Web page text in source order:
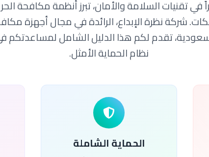
تقنيات السلامة والأمان، تبرز أنظمة مكافحة
شركة نظرة الإبداع، الرائدة في مجال أجهزة
تقدم لكم هذا الدليل الشامل لمساعدتكم في
نظام الحماية الأمثل.
الحماية الشاملة